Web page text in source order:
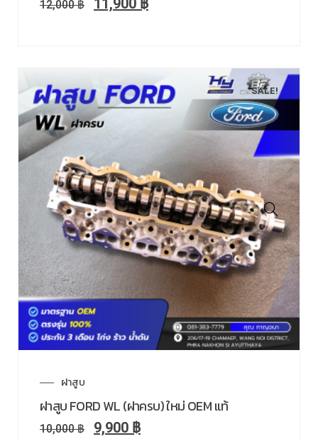
12,000฿ 11,900 ฿
SALE!
ฝาสูบ
ฝาสูบ FORD WL (ฝาครบ) ใหม่ OEM แท้
10,000฿ 9,900 ฿